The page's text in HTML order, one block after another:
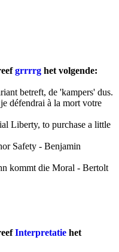
grrrrg het volgende:
betreft, de 'kampers' dus.
défendrai à la mort votre
Liberty, to purchase a little
Safety - Benjamin
kommt die Moral - Bertolt
Interpretatie het